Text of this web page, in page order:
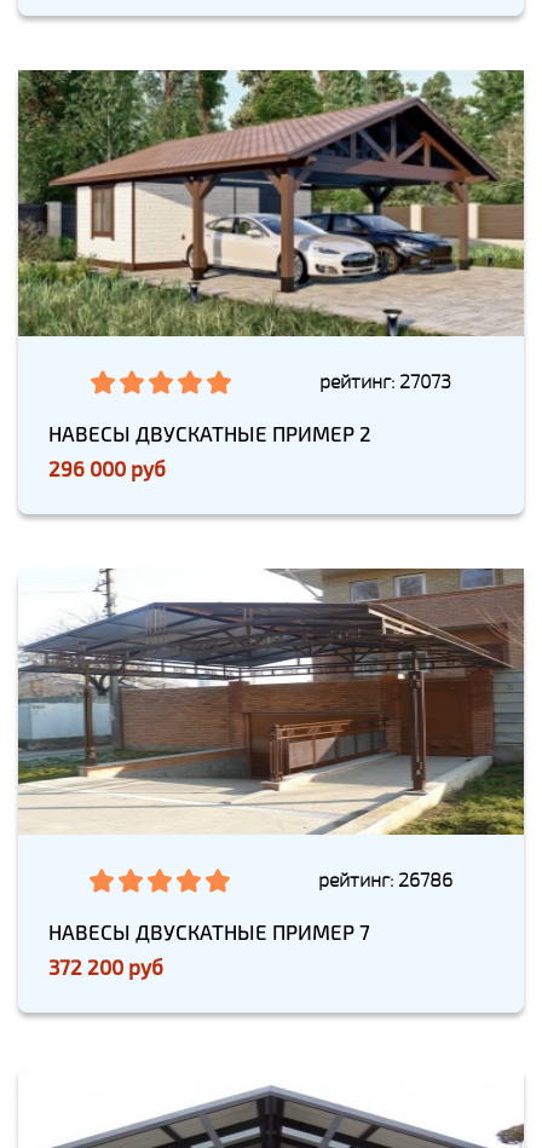
рейтинг: 27073
НАВЕСЫ ДВУСКАТНЫЕ ПРИМЕР 2
296 000 руб
рейтинг: 26786
НАВЕСЫ ДВУСКАТНЫЕ ПРИМЕР 7
372 200 руб